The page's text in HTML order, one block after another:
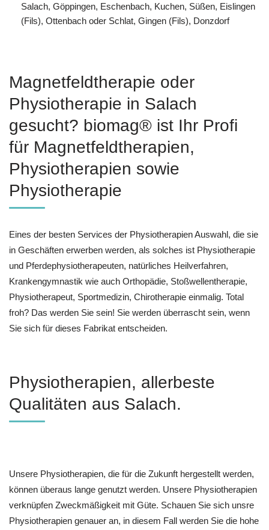
Salach, Göppingen, Eschenbach, Kuchen, Süßen, Eislingen
(Fils), Ottenbach oder Schlat, Gingen (Fils), Donzdorf
Magnetfeldtherapie oder
Physiotherapie in Salach
gesucht? biomag® ist Ihr Profi
für Magnetfeldtherapien,
Physiotherapien sowie
Physiotherapie
Eines der besten Services der Physiotherapien Auswahl, die sie
in Geschäften erwerben werden, als solches ist Physiotherapie
und Pferdephysiotherapeuten, natürliches Heilverfahren,
Krankengymnastik wie auch Orthopädie, Stoßwellentherapie,
Physiotherapeut, Sportmedizin, Chirotherapie einmalig. Total
froh? Das werden Sie sein! Sie werden überrascht sein, wenn
Sie sich für dieses Fabrikat entscheiden.
Physiotherapien, allerbeste
Qualitäten aus Salach.
Unsere Physiotherapien, die für die Zukunft hergestellt werden,
können überaus lange genutzt werden. Unsere Physiotherapien
verknüpfen Zweckmäßigkeit mit Güte. Schauen Sie sich unsre
Physiotherapien genauer an, in diesem Fall werden Sie die hohe